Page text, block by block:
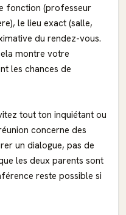
fonction (professeur
le lieu exact (salle,
du rendez-vous.
montre votre
les chances de
tout ton inquiétant ou
concerne des
un dialogue, pas de
les deux parents sont
reste possible si